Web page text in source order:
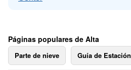
Páginas populares de Alta
Parte de nieve Guía de Estación